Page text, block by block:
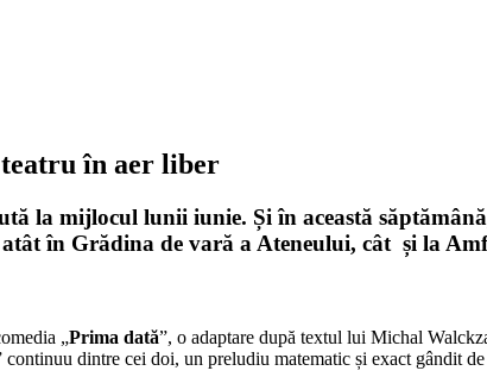
în aer liber
la mijlocul lunii iunie. Și în această
în Grădina de vară a Ateneului, cât și la
„Prima dată”, o adaptare după textul lui Michal
dintre cei doi, un preludiu matematic și exact gândit